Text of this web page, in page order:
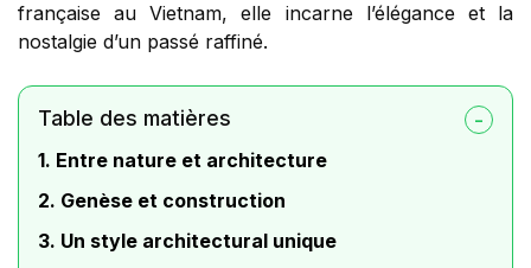
française au Vietnam, elle incarne l’élégance et la
nostalgie d’un passé raffiné.
Table des matières
1. Entre nature et architecture
2. Genèse et construction
3. Un style architectural unique